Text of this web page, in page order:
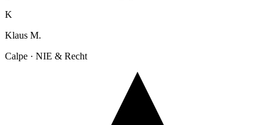
K
Klaus M.
Calpe · NIE & Recht